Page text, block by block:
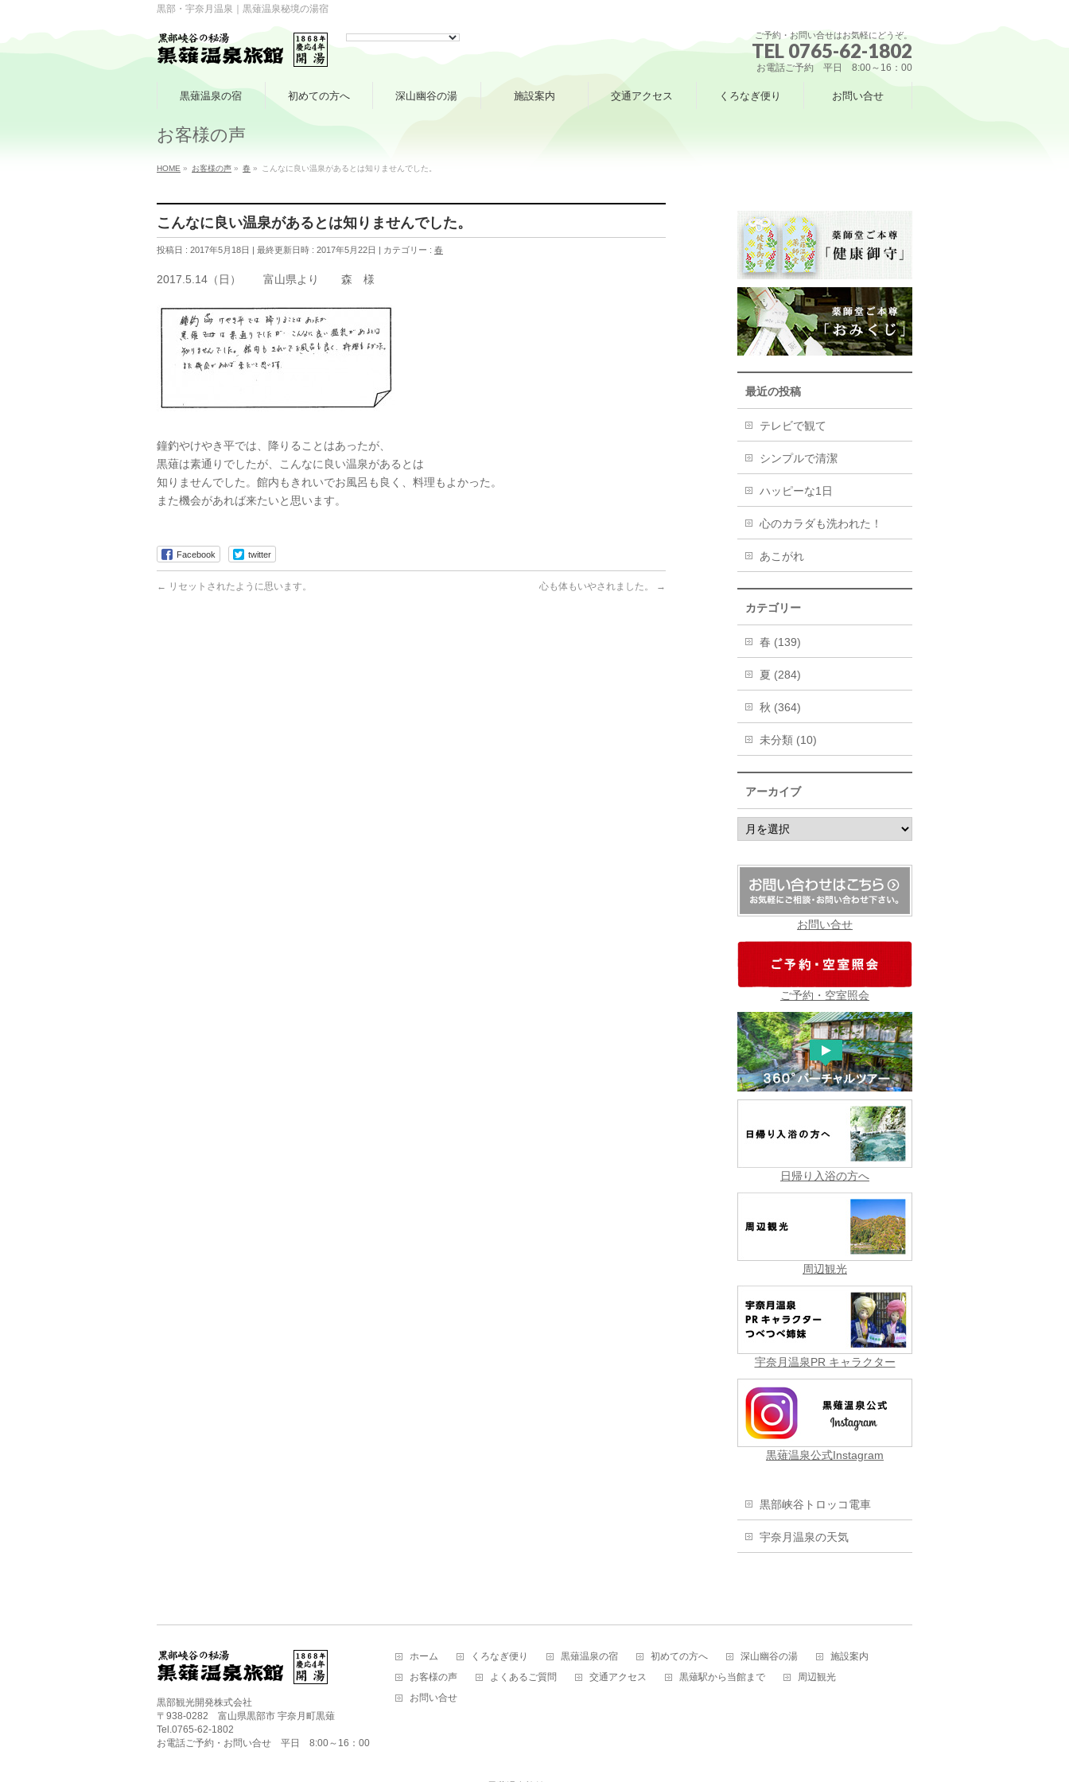
黒部・宇奈月温泉｜黒薙温泉秘境の湯宿
ご予約・お問い合せはお気軽にどうぞ。
TEL 0765-62-1802
お電話ご予約 平日 8:00～16：00
黒薙温泉の宿 初めての方へ 深山幽谷の湯 施設案内 交通アクセス くろなぎ便り お問い合せ
お客様の声
HOME » お客様の声 » 春 » こんなに良い温泉があるとは知りませんでした。
こんなに良い温泉があるとは知りませんでした。
投稿日 : 2017年5月18日 最終更新日時 : 2017年5月22日 カテゴリー : 春
2017.5.14（日） 富山県より 森 様
鐘釣やけやき平では、降りることはあったが、
黒薙は素通りでしたが、こんなに良い温泉があるとは
知りませんでした。館内もきれいでお風呂も良く、料理もよかった。
また機会があれば来たいと思います。
Facebook twitter
← リセットされたように思います。 心も体もいやされました。 →
最近の投稿
テレビで観て
シンプルで清潔
ハッピーな1日
心のカラダも洗われた！
あこがれ
カテゴリー
春 (139)
夏 (284)
秋 (364)
未分類 (10)
アーカイブ
ア
ー
イ
お問い合せ
ご予約・空室照会
日帰り入浴の方へ
周辺観光
宇奈月温泉PR キャラクター
黒薙温泉公式Instagram
黒部峡谷トロッコ電車
宇奈月温泉の天気
黒部観光開発株式会社
〒938-0282 富山県黒部市 宇奈月町黒薙
Tel.0765-62-1802
お電話ご予約・お問い合せ 平日 8:00～16：00
ホーム くろなぎ便り 黒薙温泉の宿 初めての方へ 深山幽谷の湯
施設案内
お客様の声
よくあるご質問 交通アクセス 黒薙駅から当館まで
周辺観光
お問い合せ